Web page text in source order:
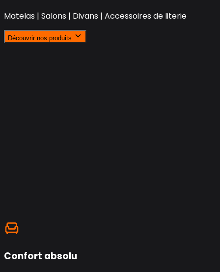
Matelas | Salons | Divans | Accessoires de literie
Découvrir nos produits
Confort absolu